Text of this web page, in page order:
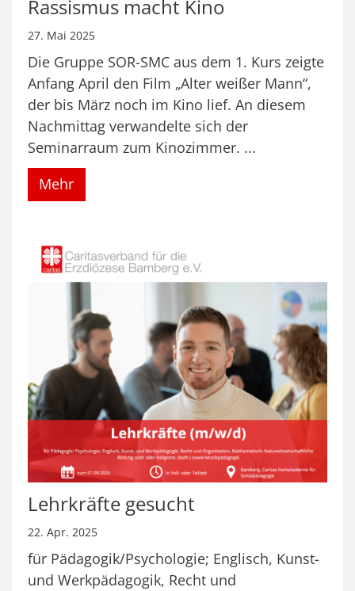
Rassismus macht Kino
27. Mai 2025
Die Gruppe SOR-SMC aus dem 1. Kurs zeigte
Anfang April den Film „Alter weißer Mann“,
der bis März noch im Kino lief. An diesem
Nachmittag verwandelte sich der
Seminarraum zum Kinozimmer. ...
Mehr
Lehrkräfte gesucht
22. Apr. 2025
für Pädagogik/Psychologie; Englisch, Kunst-
und Werkpädagogik, Recht und